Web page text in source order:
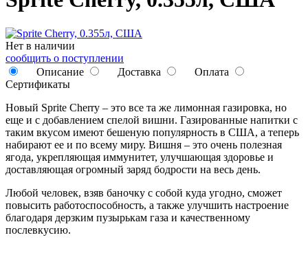
Нет в наличии
сообщить о поступлении
Описание
Доставка
Оплата
Сертификаты
Новый Sprite Cherry – это все та же лимонная газировка, но
еще и с добавлением спелой вишни. Газированные напитки с
таким вкусом имеют бешеную популярность в США, а теперь
набирают ее и по всему миру. Вишня – это очень полезная
ягода, укрепляющая иммунитет, улучшающая здоровье и
доставляющая огромный заряд бодрости на весь день.
Любой человек, взяв баночку с собой куда угодно, сможет
повысить работоспособность, а также улучшить настроение
благодаря дерзким пузырькам газа и качественному
послевкусию.